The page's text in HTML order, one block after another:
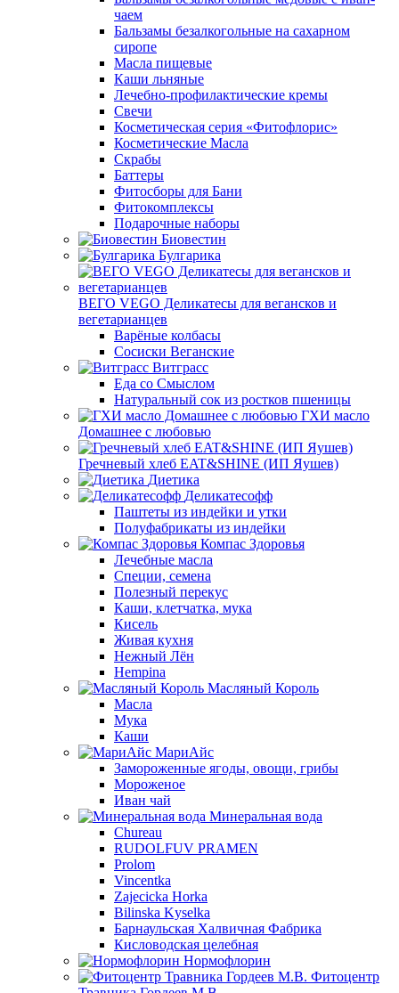
чаем
Бальзамы безалкогольные на сахарном
сиропе
Масла пищевые
Каши льняные
Лечебно-профилактические кремы
Свечи
Косметическая серия «Фитофлорис»
Косметические Масла
Скрабы
Баттеры
Фитосборы для Бани
Фитокомплексы
Подарочные наборы
Биовестин
Булгарика
ВЕГО VEGO Деликатесы для вегансков и
вегетарианцев
Варёные колбасы
Сосиски Веганские
Витграсс
Еда со Смыслом
Натуральный сок из ростков пшеницы
ГХИ масло
Домашнее с любовью
Гречневый хлеб EAT&SHINE (ИП Яушев)
Диетика
Деликатесофф
Паштеты из индейки и утки
Полуфабрикаты из индейки
Компас Здоровья
Лечебные масла
Специи, семена
Полезный перекус
Каши, клетчатка, мука
Кисель
Живая кухня
Нежный Лён
Hempina
Масляный Король
Масла
Мука
Каши
МариАйс
Замороженные ягоды, овощи, грибы
Мороженое
Иван чай
Минеральная вода
Chureau
RUDOLFUV PRAMEN
Prolom
Vincentka
Zajecicka Horka
Bilinska Kyselka
Барнаульская Халвичная Фабрика
Кисловодская целебная
Нормофлорин
Фитоцентр